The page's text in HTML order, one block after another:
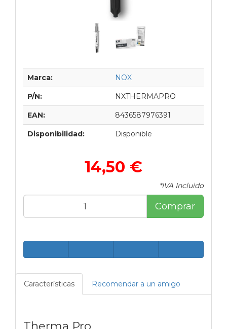
Marca: NOX
P/N: NXTHERMAPRO
EAN: 8436587976391
Disponibilidad: Disponible
14,50 €
*IVA Incluido
Comprar
Características Recomendar a un amigo
Therma Pro